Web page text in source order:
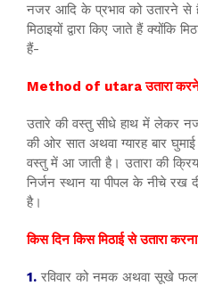
नजर आदि के प्रभाव को उतारने से
मिठाइयों द्वारा किए जाते हैं क्योंकि
हैं-
Method of utara उतारा करने
उतारे की वस्तु सीधे हाथ में लेकर
की ओर सात अथवा ग्यारह बार
वस्तु में आ जाती है। उतारा की
निर्जन स्थान या पीपल के नीचे रख
है।
किस दिन किस मिठाई से उतारा
1. रविवार को नमक अथवा सूखे